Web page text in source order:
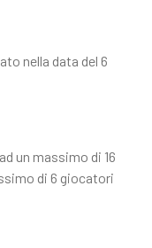
nella data del 6
un massimo di 16
di 6 giocatori